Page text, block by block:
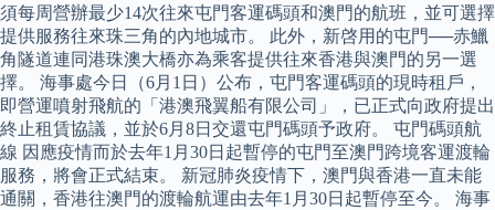
須每周營辦最少14次往來屯門客運碼頭和澳門的航班，並可選擇
提供服務往來珠三角的內地城市。 此外，新啓用的屯門──赤鱲
角隧道連同港珠澳大橋亦為乘客提供往來香港與澳門的另一選
擇。 海事處今日（6月1日）公布，屯門客運碼頭的現時租戶，
即營運噴射飛航的「港澳飛翼船有限公司」，已正式向政府提出
終止租賃協議，並於6月8日交還屯門碼頭予政府。 屯門碼頭航
線 因應疫情而於去年1月30日起暫停的屯門至澳門跨境客運渡輪
服務，將會正式結束。 新冠肺炎疫情下，澳門與香港一直未能
通關，香港往澳門的渡輪航運由去年1月30日起暫停至今。 海事